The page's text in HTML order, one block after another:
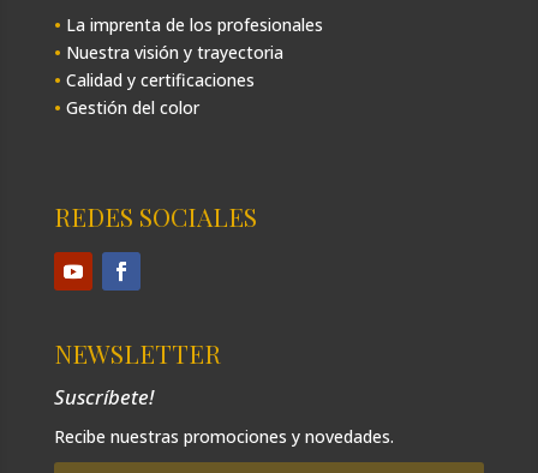
• La imprenta de los profesionales
• Nuestra visión y trayectoria
• Calidad y certificaciones
• Gestión del color
REDES SOCIALES
NEWSLETTER
Suscríbete!
Recibe nuestras promociones y novedades.